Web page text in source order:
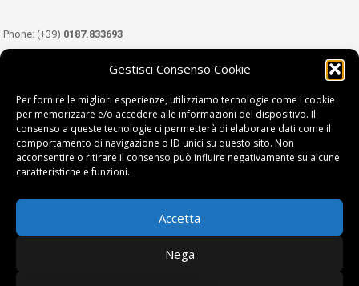
Gestisci Consenso Cookie
Per fornire le migliori esperienze, utilizziamo tecnologie come i cookie
per memorizzare e/o accedere alle informazioni del dispositivo. Il
consenso a queste tecnologie ci permetterà di elaborare dati come il
comportamento di navigazione o ID unici su questo sito. Non
acconsentire o ritirare il consenso può influire negativamente su alcune
caratteristiche e funzioni.
Accetta
Nega
Phone: (+39) 0187.833693
349.3489333
Email:info@tdl.it
Terra di Lunigiana © di Filippi William - P.Iva 01374450458